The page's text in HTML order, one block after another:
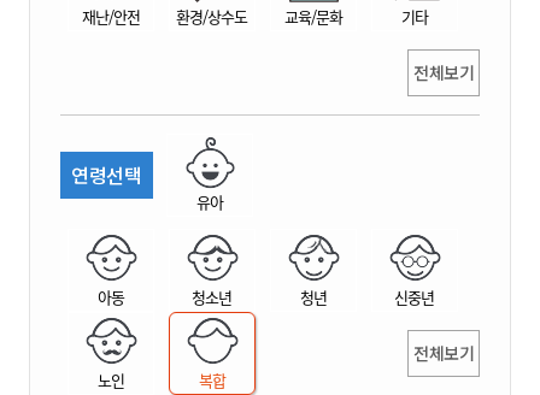
재난/안전 환경/상수도 교육/문화 기타
전체보기
연령선택
유아
아동 청소년 청년 신중년
노인 복합
전체보기